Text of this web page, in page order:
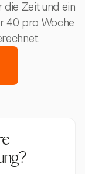
Zeit und ein
40 pro Woche